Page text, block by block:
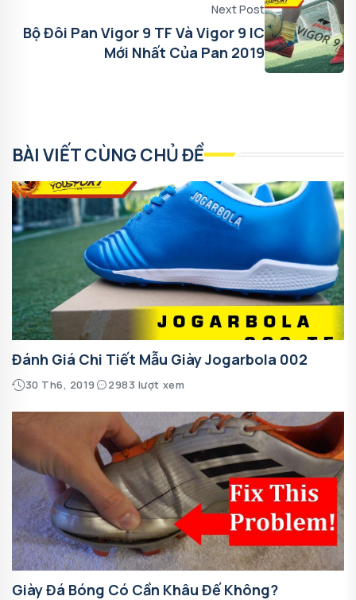
Next Post
Bộ Đôi Pan Vigor 9 TF Và Vigor 9 IC
Mới Nhất Của Pan 2019
BÀI VIẾT CÙNG CHỦ ĐỀ
Đánh Giá Chi Tiết Mẫu Giày Jogarbola 002
30 Th6, 2019 2983 lượt xem
Giày Đá Bóng Có Cần Khâu Đế Không?